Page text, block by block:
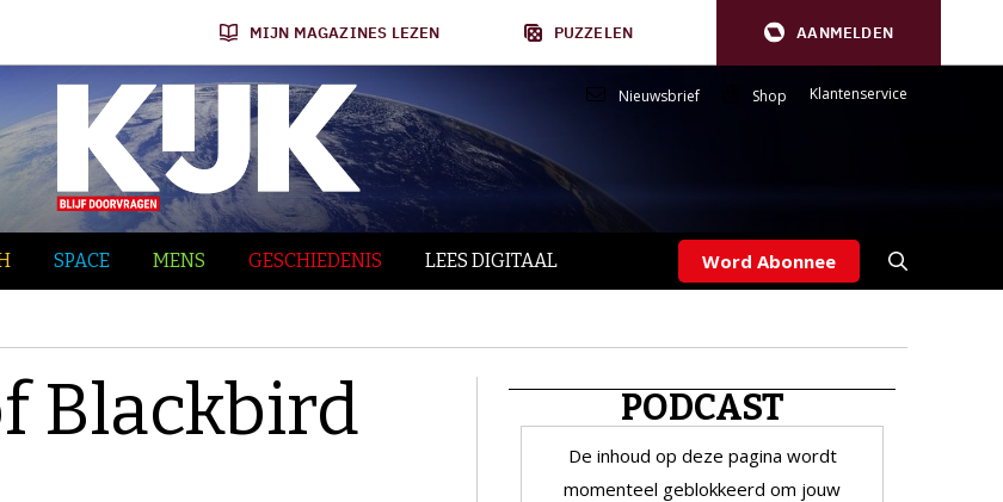
MIJN MAGAZINES LEZEN PUZZELEN AANMELDEN
Nieuwsbrief Shop Klantenservice
SPACE MENS GESCHIEDENIS LEES DIGITAAL Word Abonnee
Blackbird PODCAST
De inhoud op deze pagina wordt
momenteel geblokkeerd om jouw